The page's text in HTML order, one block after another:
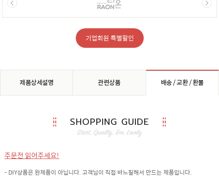
기업회원 특별할인
제품상세설명 관련상품 배송 / 교환 / 환불
SHOPPING GUIDE
주문전 읽어주세요!
- DIY상품은 완제품이 아닙니다. 고객님이 직접 바느질해서 만드는 제품입니다.